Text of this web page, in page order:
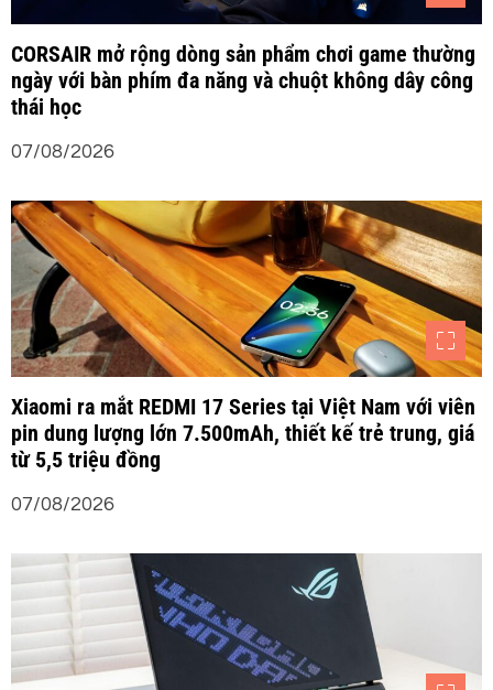
t
CORSAIR mở rộng dòng sản phẩm chơi game thường
ngày với bàn phím đa năng và chuột không dây công
thái học
07/08/2026
Xiaomi ra mắt REDMI 17 Series tại Việt Nam với viên
pin dung lượng lớn 7.500mAh, thiết kế trẻ trung, giá
từ 5,5 triệu đồng
07/08/2026